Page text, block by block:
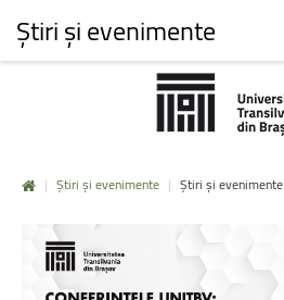
| Știri și evenimente | Știri și evenimente
Știri și evenimente